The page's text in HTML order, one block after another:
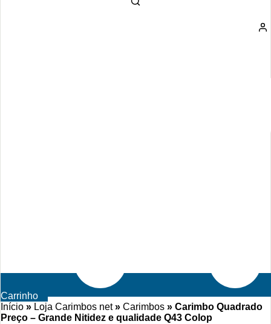
Carrinho
Início » Loja Carimbos net» Carimbos » Carimbo Quadrado
Preço – Grande Nitidez e qualidade Q43 Colop